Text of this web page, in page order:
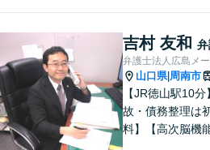
吉村 友和
弁護士法人広島メ
山口県| 周南市
【JR徳山駅10
故・債務整理は
料】【高次脳機